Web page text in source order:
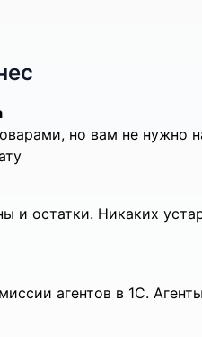
но вам не нужно
и остатки. Никаких
агентов в 1С.